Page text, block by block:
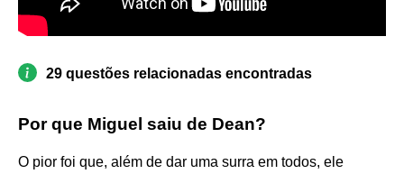
29 questões relacionadas encontradas
Por que Miguel saiu de Dean?
O pior foi que, além de dar uma surra em todos, ele